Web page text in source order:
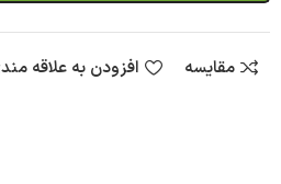
مقایسه افزودن به علاقه